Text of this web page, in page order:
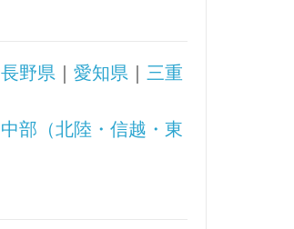
長野県 ｜ 愛知県 ｜ 三重
中部（北陸・信越・東